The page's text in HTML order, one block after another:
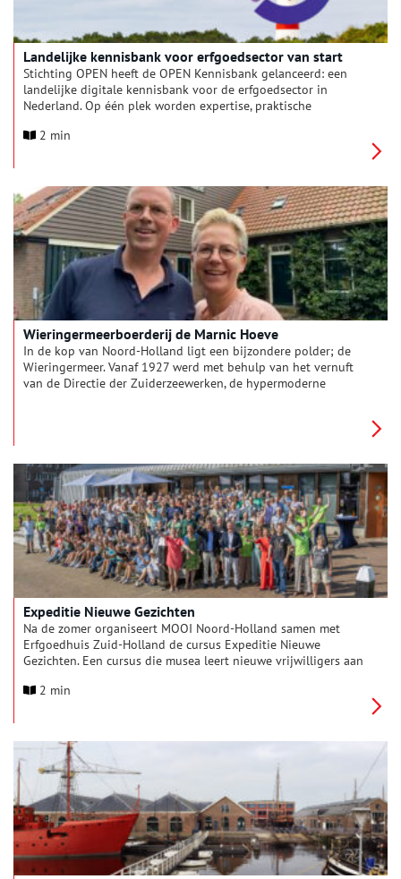
Landelijke kennisbank voor erfgoedsector van start
Stichting OPEN heeft de OPEN Kennisbank gelanceerd: een
landelijke digitale kennisbank voor de erfgoedsector in
Nederland. Op één plek worden expertise, praktische
professionals, vrijwilligers en erfgoedgemeenschappen.
2 min
Wieringermeerboerderij de Marnic Hoeve
In de kop van Noord-Holland ligt een bijzondere polder; de
Wieringermeer. Vanaf 1927 werd met behulp van het vernuft
van de Directie der Zuiderzeewerken, de hypermoderne
nagelnieuwe polder met haar zo kenmerkende boerderijen; de
Wieringermeerboerderij. Vaak met klinkende namen zoals
Goud na Zout, Marnic Hoeve, Golfzang of De Nieuwe Tijd.
Expeditie Nieuwe Gezichten
Na de zomer organiseert MOOI Noord-Holland samen met
Erfgoedhuis Zuid-Holland de cursus Expeditie Nieuwe
Gezichten. Een cursus die musea leert nieuwe vrijwilligers aan
2 min